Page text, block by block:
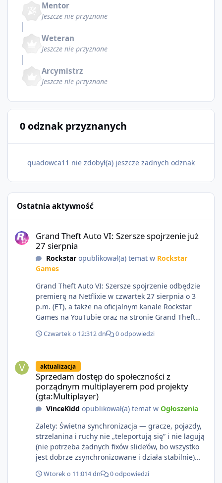
Mentor
Jeszcze nie przyznane
Weteran
Jeszcze nie przyznane
Arcymistrz
Jeszcze nie przyznane
0 odznak przyznanych
quadowca11 nie zdobył(a) jeszcze żadnych odznak
Ostatnia aktywność
Grand Theft Auto VI: Szersze spojrzenie już
27 sierpnia
Rockstaropublikował(a) temat w Rockstar
Games
Grand Theft Auto VI: Szersze spojrzenie odbędzie
premierę na Netflixie w czwartek 27 sierpnia o 3
p.m. (ET), a także na oficjalnym kanale Rockstar
Games na YouTubie oraz na stronie Grand Theft
https://netflix.com/GTAVI Grand Theft Auto VI
Xbox Series X|S. Zamów przed premierą na stronie
https://www.rockstargames.com/VI.
Czwartek o 12:312 dn 0 odpowiedzi
aktualizacja
Sprzedam dostęp do społeczności z
porządnym multiplayerem pod projekty
(gta:Multiplayer)
VinceKidd opublikował(a) temat w Ogłoszenia
Zalety: Świetna synchronizacja — gracze, pojazdy,
strzelanina i ruchy nie „teleportują się” i nie lagują
(nie potrzeba żadnych fixów slide’ów, bo wszystko
jest dobrze zsynchronizowane i działa stabilnie)
poziomie multiplayera Wygodne pisanie własnych
Wtorek o 11:014 dn 0 odpowiedzi